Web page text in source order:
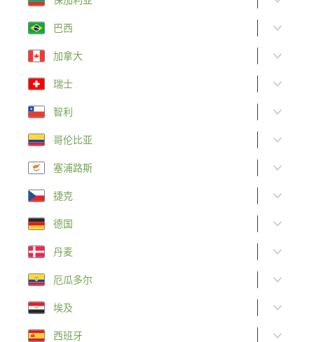
巴西
加拿大
瑞士
智利
哥伦比亚
塞浦路斯
捷克
德国
丹麦
厄瓜多尔
埃及
西班牙